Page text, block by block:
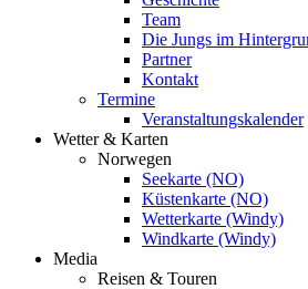
Team
Die Jungs im
Partner
Kontakt
Termine
Veranstaltungskalender
Wetter & Karten
Norwegen
Seekarte (NO)
Küstenkarte (NO)
Wetterkarte (Windy)
Windkarte (Windy)
Media
Reisen & Touren